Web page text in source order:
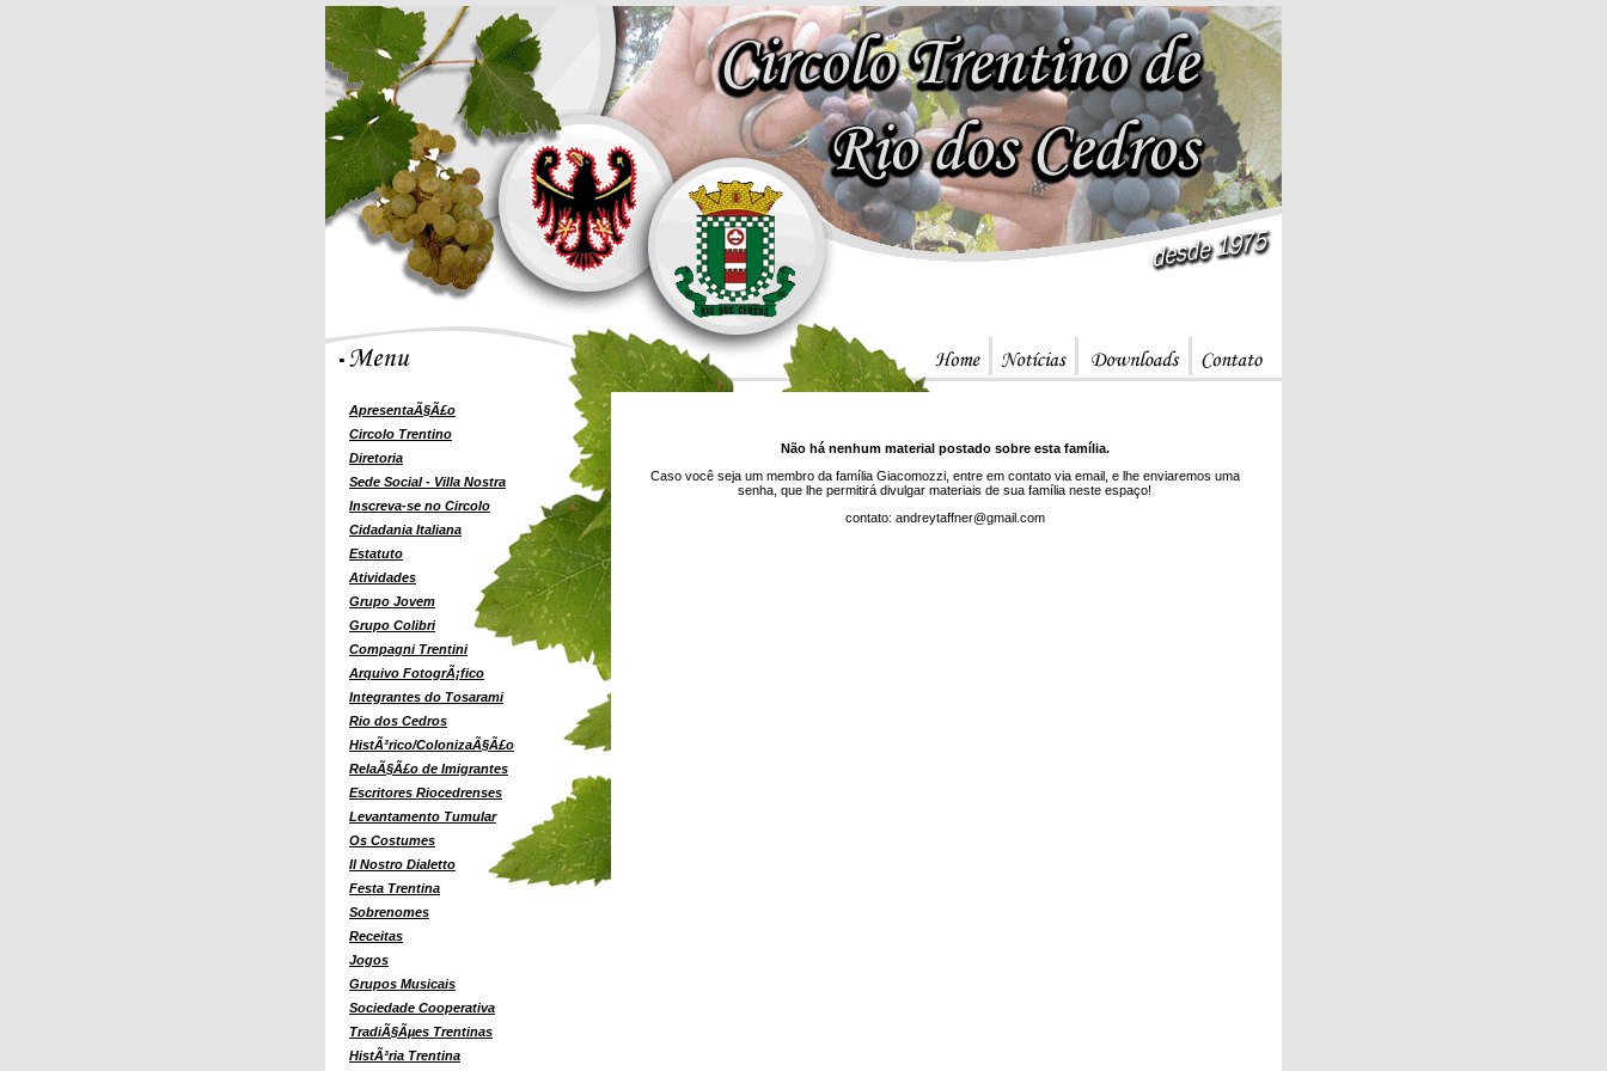
ApresentaÃ§Ã£o
Circolo Trentino
Diretoria
Sede Social - Villa Nostra
Inscreva-se no Circolo
Cidadania Italiana
Estatuto
Atividades
Grupo Jovem
Grupo Colibri
Compagni Trentini
Arquivo FotogrÃ¡fico
Integrantes do Tosarami
Rio dos Cedros
HistÃ³rico/ColonizaÃ§Ã£o
RelaÃ§Ã£o de Imigrantes
Escritores Riocedrenses
Levantamento Tumular
Os Costumes
Il Nostro Dialetto
Festa Trentina
Sobrenomes
Receitas
Jogos
Grupos Musicais
Sociedade Cooperativa
TradiÃ§Ãµes Trentinas
HistÃ³ria Trentina
Não há nenhum material postado sobre esta família.
Caso você seja um membro da família Giacomozzi, entre em contato via email, e lhe enviaremos uma
senha, que lhe permitirá divulgar materiais de sua família neste espaço!
contato: andreytaffner@gmail.com